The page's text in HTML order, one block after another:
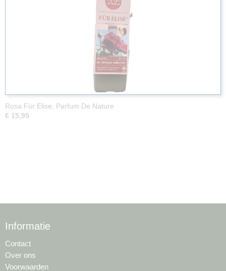
Rosa Für Elise, Parfum De Nature
€ 15,95
Informatie
Contact
Over ons
Voorwaarden